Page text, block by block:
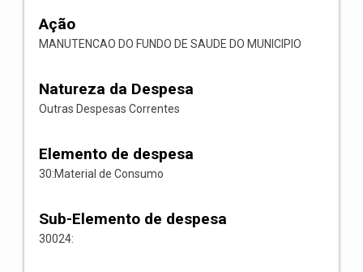
Ação
MANUTENCAO DO FUNDO DE SAUDE DO MUNICIPIO
Natureza da Despesa
Outras Despesas Correntes
Elemento de despesa
30:Material de Consumo
Sub-Elemento de despesa
30024: